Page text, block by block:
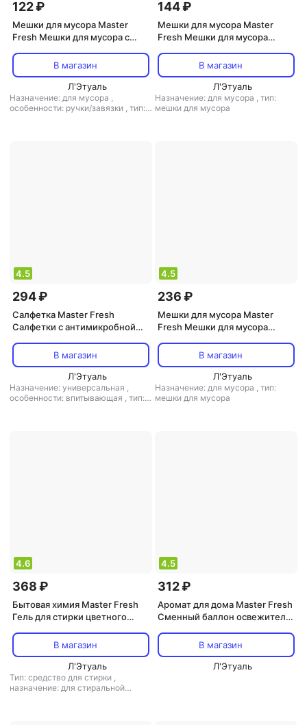
122 ₽
Мешки для мусора Master
Fresh Мешки для мусора с
ароматизированные, 14 мкм,
60 л, 10 шт, желтые
В магазин
Л'Этуаль
Назначение: для мусора ,
особенности: ручки/завязки , тип:
144 ₽
Мешки для мусора Master
Fresh Мешки для мусора
дно, 25 мкм, 60 л, 15 шт,
черные
В магазин
Л'Этуаль
Назначение: для мусора , тип:
мешки для мусора
4.5
294 ₽
Салфетка Master Fresh
Салфетки с антимикробной
15 x 18 см, 5 шт
В магазин
Л'Этуаль
Назначение: универсальная ,
особенности: впитывающая , тип:
4.5
236 ₽
Мешки для мусора Master
Fresh Мешки для мусора
160 л, 10 шт, черные
В магазин
Л'Этуаль
Назначение: для мусора , тип:
мешки для мусора
4.6
368 ₽
Бытовая химия Master Fresh
Гель для стирки цветного
В магазин
Л'Этуаль
Тип: средство для стирки ,
назначение: для стиральной
4.5
312 ₽
Аромат для дома Master Fresh
Сменный баллон освежителя
В магазин
Л'Этуаль